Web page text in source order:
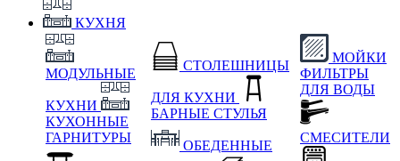
КУХНЯ
МОДУЛЬНЫЕ
КУХНИ
КУХОННЫЕ
ГАРНИТУРЫ
СТОЛЕШНИЦЫ
ДЛЯ КУХНИ
БАРНЫЕ СТУЛЬЯ
ОБЕДЕННЫЕ
МОЙКИ
ФИЛЬТРЫ
ДЛЯ ВОДЫ
СМЕСИТЕЛИ